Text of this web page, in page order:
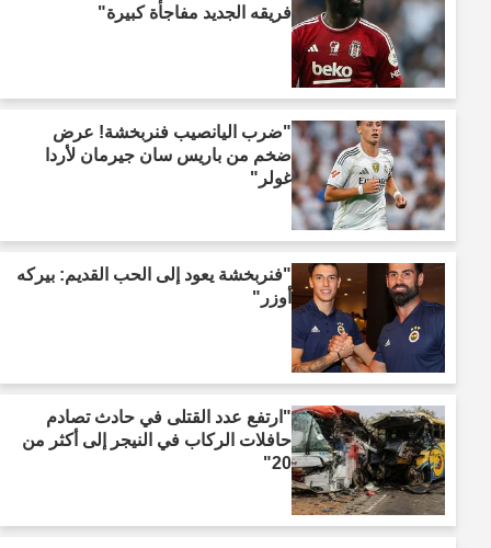
فريقه الجديد مفاجأة كبيرة"
"ضرب اليانصيب فنربخشة! عرض
ضخم من باريس سان جيرمان لأردا
غولر"
"فنربخشة يعود إلى الحب القديم: بيركه
أوزر"
"ارتفع عدد القتلى في حادث تصادم
حافلات الركاب في النيجر إلى أكثر من
20"